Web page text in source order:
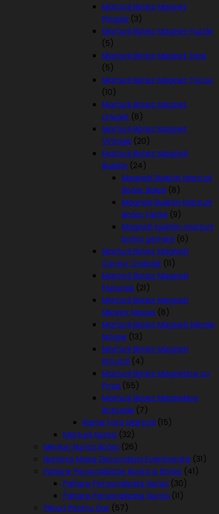
Marturii Botez Magnet
Pinguin (3)
Marturii Botez Magnet Puzzle
(5)
Marturii Botez Magnet Stea
(5)
Marturii Botez Magnet Tricou
(10)
Marturii Botez Magnet
Ursulet (8)
Marturii Botez Magnet
Vintage (20)
Marturii Botez Magneti
Buletin (24)
Magneti Buletin Marturii
Botez Baieti (8)
Magneti Buletin Marturii
Botez Fetite (9)
Magneti buletin marturii
botez gemeni (6)
Marturii Botez Magneti
Contur Ondulat (11)
Marturii Botez Magneti
Fluturasi (21)
Marturii Botez Magneti
Mickey Mouse (8)
Marturii Botez Magneti Minnie
Mouse (13)
Marturii Botez Magneti
Strumfi (4)
Marturii Botez Magnetice cu
Poza (55)
Marturii Botez Magnetice
Rotunde (7)
Rame Foto Marturii (15)
Marturii Nunta (32)
Meniuri Nunta Botez (26)
Numere Masa Decoratiuni Evenimente (31)
Pahare Personalizate Nunta & Botez (41)
Pahare Personalizate Botez (30)
Pahare Personalizate Nunta (11)
Plicuri Pentru Dar (57)